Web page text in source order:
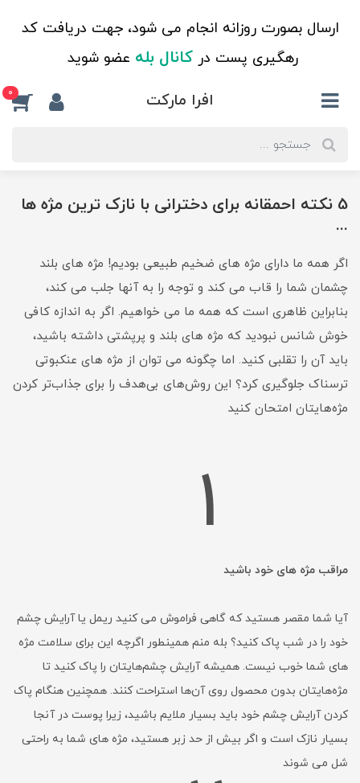
ارسال بصورت روزانه انجام می شود، جهت دریافت کد
رهگیری پست درکانال بله عضو شوید
افرا مارکت 0
5 نکته احمقانه برای دخترانی با نازک ترین مژه ها
...
اگر همه ما دارای مژه های ضخیم طبیعی بودیم! مژه های بلند
چشمان شما را قاب می کند و توجه را به آنها جلب می کند،
بنابراین ظاهری است که همه ما می خواهیم. اگر به اندازه کافی
خوش شانس نبودید که مژه های بلند و پرپشتی داشته باشید،
باید آن را تقلبی کنید. اما چگونه می توان از مژه های عنکبوتی
ترسناک جلوگیری کرد؟ این روش‌های بی‌هدف را برای جذاب‌تر کردن
مژه‌هایتان امتحان کنید
1
مراقب مژه های خود باشید
آیا شما مقصر هستید که گاهی فراموش می کنید ریمل یا آرایش چشم
خود را در شب پاک کنید؟ بله منم همینطور اگرچه این برای سلامت مژه
های شما خوب نیست. همیشه آرایش چشم‌هایتان را پاک کنید تا
مژه‌هایتان بدون محصول روی آن‌ها استراحت کنند. همچنین هنگام پاک
کردن آرایش چشم خود باید بسیار ملایم باشید، زیرا پوست در آنجا
بسیار نازک است و اگر بیش از حد زبر هستید، مژه های شما به راحتی
شل می شوند